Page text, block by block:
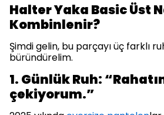
Halter Yaka Basic Üst
Kombinlenir?
Şimdi gelin, bu parçayı üç farklı
büründürelim.
1. Günlük Ruh:
çekiyorum.”